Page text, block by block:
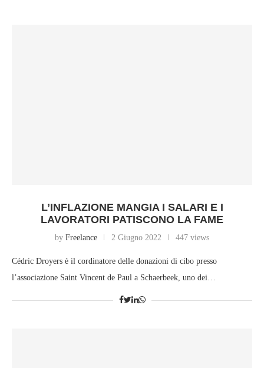
L’INFLAZIONE MANGIA I SALARI E I
LAVORATORI PATISCONO LA FAME
by Freelance 2 Giugno 2022 447 views
Cédric Droyers è il cordinatore delle donazioni di cibo presso
l’associazione Saint Vincent de Paul a Schaerbeek, uno dei…